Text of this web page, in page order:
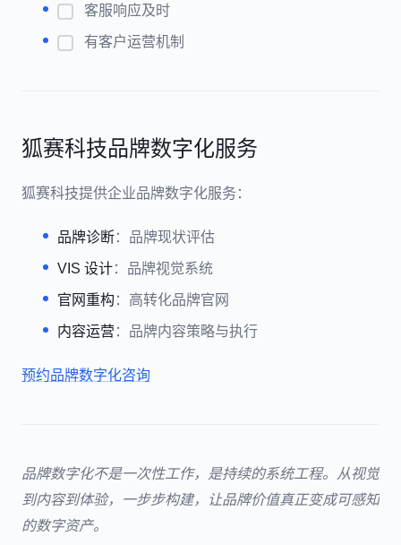
客服响应及时
有客户运营机制
狐赛科技品牌数字化服务
狐赛科技提供企业品牌数字化服务：
品牌诊断：品牌现状评估
VIS 设计：品牌视觉系统
官网重构 ：高转化品牌官网
内容运营 ：品牌内容策略与执行
预约品牌数字化咨询
品牌数字化不是一次性工作，是持续的系统工程。从视觉
到内容到体验，一步步构建，让品牌价值真正变成可感知
的数字资产。